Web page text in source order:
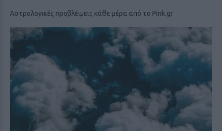
Αστρολογικές προβλέψεις κάθε μέρα από το Pink.gr